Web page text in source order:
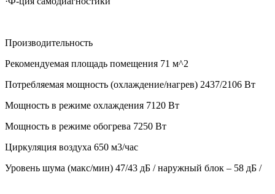
Производительность
Рекомендуемая площадь помещения 71 м^2
Потребляемая мощность (охлаждение/нагрев) 2437/2106 Вт
Мощность в режиме охлаждения 7120 Вт
Мощность в режиме обогрева 7250 Вт
Циркуляция воздуха 650 м3/час
Уровень шума (макс/мин) 47/43 дБ / наружный блок – 58 дБ /